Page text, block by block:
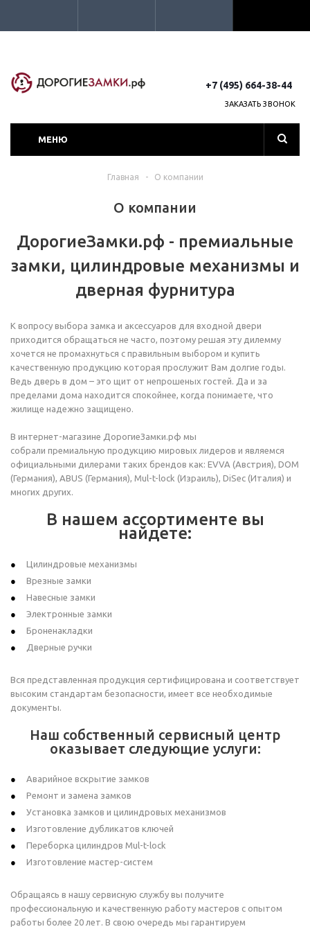
+7 (495) 664-38-44
ЗАКАЗАТЬ ЗВОНОК
МЕНЮ
Главная - О компании
О компании
ДорогиеЗамки.рф - премиальные
замки, цилиндровые механизмы и
дверная фурнитура
К вопросу выбора замка и аксессуаров для входной двери
приходится обращаться не часто, поэтому решая эту дилемму
хочется не промахнуться с правильным выбором и купить
качественную продукцию которая прослужит Вам долгие годы.
Ведь дверь в дом – это щит от непрошеных гостей. Да и за
пределами дома находится спокойнее, когда понимаете, что
жилище надежно защищено.
В интернет-магазине ДорогиеЗамки.рф мы
собрали премиальную продукцию мировых лидеров и являемся
официальными дилерами таких брендов как: EVVA (Австрия), DOM
(Германия), ABUS (Германия), Mul-t-lock (Израиль), DiSec (Италия) и
многих других.
В нашем ассортименте вы
найдете:
Цилиндровые механизмы
Врезные замки
Навесные замки
Электронные замки
Броненакладки
Дверные ручки
Вся представленная продукция сертифицирована и соответствует
высоким стандартам безопасности, имеет все необходимые
документы.
Наш собственный сервисный центр
оказывает следующие услуги:
Аварийное вскрытие замков
Ремонт и замена замков
Установка замков и цилиндровых механизмов
Изготовление дубликатов ключей
Переборка цилиндров Mul-t-lock
Изготовление мастер-систем
Обращаясь в нашу сервисную службу вы получите
профессиональную и качественную работу мастеров с опытом
работы более 20 лет. В свою очередь мы гарантируем